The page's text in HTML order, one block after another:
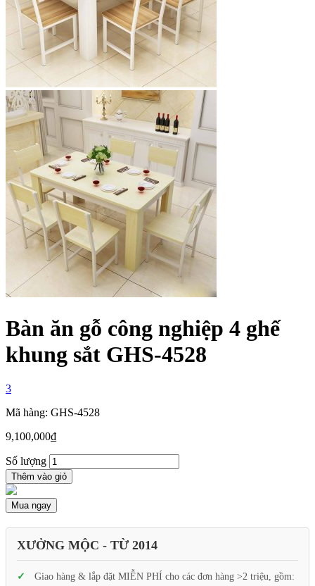
Bàn ăn gỗ công nghiệp 4 ghế
khung sắt GHS-4528
3
Mã hàng: GHS-4528
9,100,000₫
Số lượng
Thêm vào giỏ
Mua ngay
XƯỞNG MỘC - TỪ 2014
Giao hàng & lắp đặt MIỄN PHÍ cho các đơn hàng >2 triệu, gồm: